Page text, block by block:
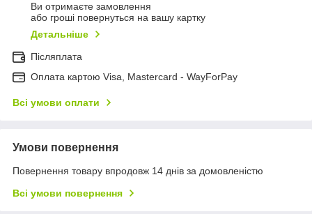
Ви отримаєте замовлення
або гроші повернуться на вашу картку
Детальніше
Післяплата
Оплата картою Visa, Mastercard - WayForPay
Всі умови оплати
Умови повернення
Повернення товару впродовж 14 днів за домовленістю
Всі умови повернення